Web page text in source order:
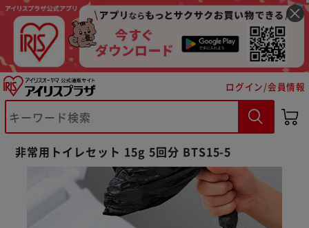
ログイン/会員情報
非常用トイレセット 15g 5回分 BTS15-5